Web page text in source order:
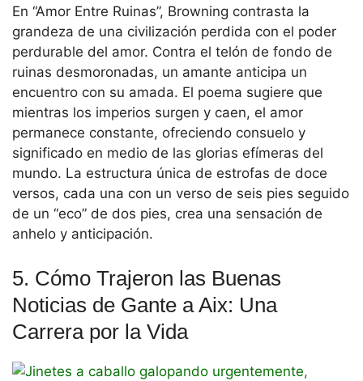
En “Amor Entre Ruinas”, Browning contrasta la
grandeza de una civilización perdida con el poder
perdurable del amor. Contra el telón de fondo de
ruinas desmoronadas, un amante anticipa un
encuentro con su amada. El poema sugiere que
mientras los imperios surgen y caen, el amor
permanece constante, ofreciendo consuelo y
significado en medio de las glorias efímeras del
mundo. La estructura única de estrofas de doce
versos, cada una con un verso de seis pies seguido
de un “eco” de dos pies, crea una sensación de
anhelo y anticipación.
5. Cómo Trajeron las Buenas
Noticias de Gante a Aix: Una
Carrera por la Vida